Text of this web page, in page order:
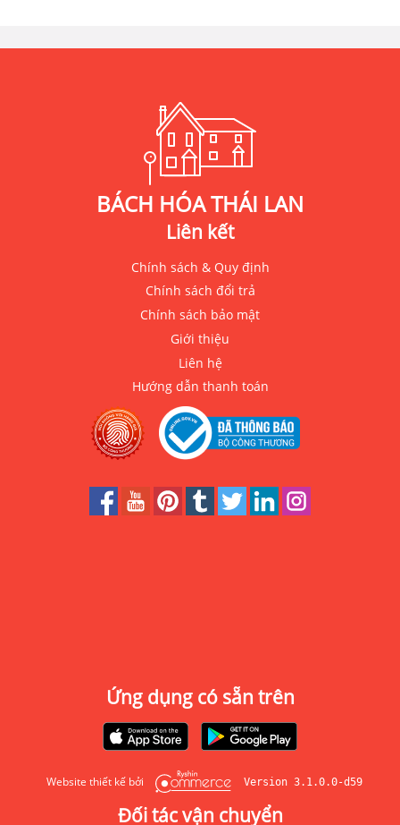
BÁCH HÓA THÁI LAN
Liên kết
Chính sách & Quy định
Chính sách đổi trả
Chính sách bảo mật
Giới thiệu
Liên hệ
Hướng dẫn thanh toán
Ứng dụng có sẵn trên
Website thiết kế bởi Version 3.1.0.0-d59
Đối tác vận chuyển